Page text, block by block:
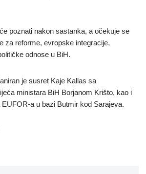
poznati nakon sastanka, a očekuje se
za reforme, evropske integracije,
odnose u BiH.
je susret Kaje Kallas sa
ministara BiH Borjanom Krišto, kao i
a u bazi Butmir kod Sarajeva.